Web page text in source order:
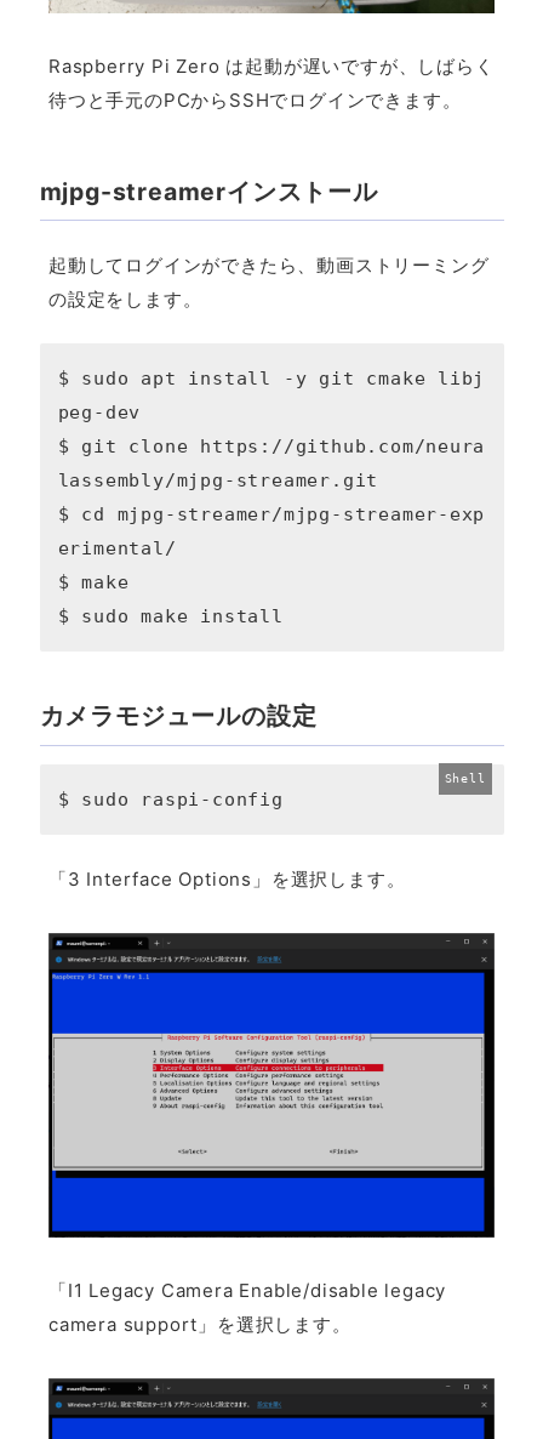
Raspberry Pi Zero は起動が遅いですが、しばらく
待つと手元のPCからSSHでログインできます。
mjpg-streamerインストール
起動してログインができたら、動画ストリーミング
の設定をします。
$ sudo apt install -y git cmake libj
peg-dev
$ git clone https://github.com/neura
lassembly/mjpg-streamer.git
$ cd mjpg-streamer/mjpg-streamer-exp
erimental/
$ make
$ sudo make install
カメラモジュールの設定
$ sudo raspi-config
「3 Interface Options」を選択します。
「I1 Legacy Camera Enable/disable legacy
camera support」を選択します。